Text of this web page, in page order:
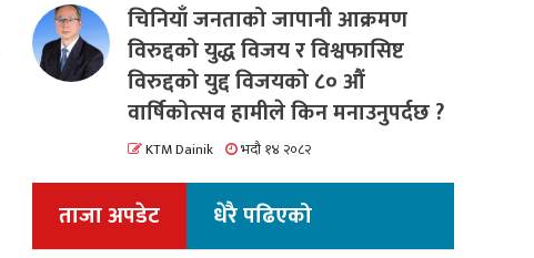
चिनियाँ जनताको जापानी आक्रमण
विरुद्दको युद्ध विजय र विश्वफासिष्ट
विरुद्दको युद्द विजयको ८० औं
वार्षिकोत्सव हामीले किन मनाउनुपर्दछ ?
KTM Dainik भदौ १४ २०८२
ताजा अपडेट धेरै पढिएको